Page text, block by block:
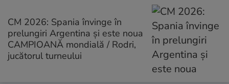
CM 2026: Spania învinge în
prelungiri Argentina și este noua
CAMPIOANĂ mondială / Rodri,
jucătorul turneului